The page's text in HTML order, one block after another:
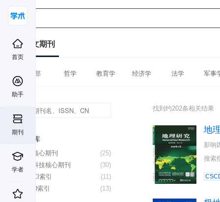
首页
助手
期刊
学者
中文期刊
全部 哲学 教育学 经济学 法学 军事
数据库
(25)
北大核心期刊
(30)
中国科技核心期刊
(11)
CSSCI索引
(13)
CSCD索引
找到约202条相关结果
地
影响
搜索